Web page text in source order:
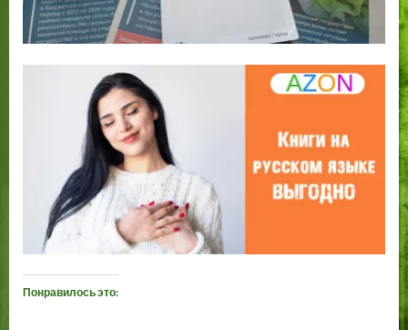
Понравилось это: